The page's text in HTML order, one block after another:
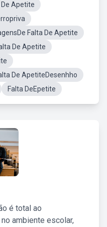
De Apetite
Falta De Apetite
De Apetite
De ApetiteDesenhho
Falta DeEpetite
é total ao
ambiente escolar,